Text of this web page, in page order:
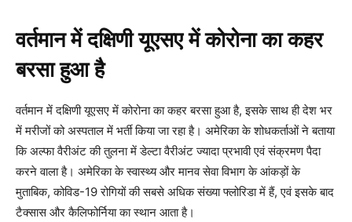
वर्तमान में दक्षिणी यूएसए में कोरोना का कहर
बरसा हुआ है
वर्तमान में दक्षिणी यूएसए में कोरोना का कहर बरसा हुआ है, इसके साथ ही देश भर
में मरीजों को अस्पताल में भर्ती किया जा रहा है। अमेरिका के शोधकर्ताओं ने बताया
कि अल्फा वैरीअंट की तुलना में डेल्टा वैरीअंट ज्यादा प्रभावी एवं संक्रमण पैदा
करने वाला है। अमेरिका के स्वास्थ्य और मानव सेवा विभाग के आंकड़ों के
मुताबिक, कोविड-19 रोगियों की सबसे अधिक संख्या फ्लोरिडा में हैं, एवं इसके बाद
टैक्सास और कैलिफोर्निया का स्थान आता है।